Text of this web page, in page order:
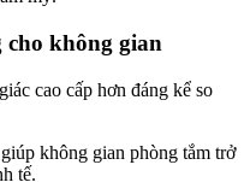
cho không gian
cao cấp hơn đáng kể so
không gian phòng tắm trở
tế.